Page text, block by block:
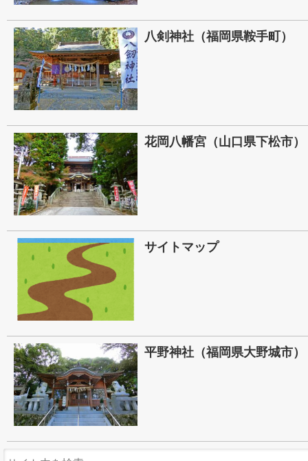
八剣神社（福岡県鞍手町）
花岡八幡宮（山口県下松市）
サイトマップ
平野神社（福岡県大野城市）